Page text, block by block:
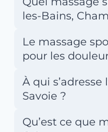
les-Bains,
Le massage
pour les
À qui
Savoie ?
Qu’est ce que